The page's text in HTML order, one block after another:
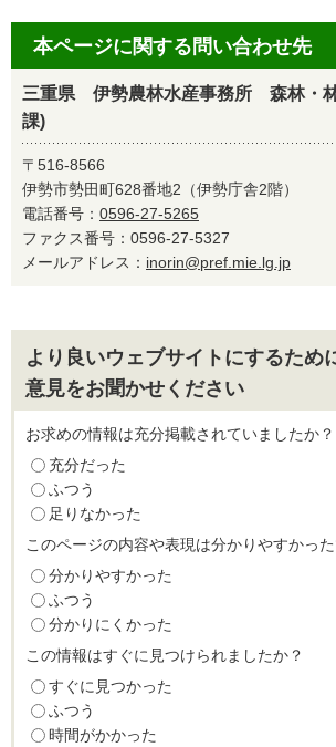
本ページに関する問い合わせ先
三重県 伊勢農林水産事務所 森林・
課)
〒516-8566
伊勢市勢田町628番地2（伊勢庁舎2階）
電話番号： 0596-27-5265
ファクス番号：0596-27-5327
メールアドレス： inorin@pref.mie.lg.jp
より良いウェブサイトにするため
意見をお聞かせください
お求めの情報は充分掲載されていましたか？
充分だった
ふつう
足りなかった
このページの内容や表現は分かりやすかっ
分かりやすかった
ふつう
分かりにくかった
この情報はすぐに見つけられましたか？
すぐに見つかった
ふつう
時間がかかった